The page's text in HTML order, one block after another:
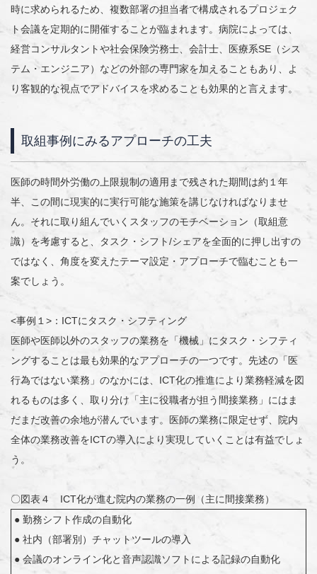
時に求められるため、複数部署の担当者で構成されるプロジェク
ト会議を定期的に開催することが臨まれます。病院によっては、
経営コンサルタントや社会保険労務士、会計士、医療系SE（シス
テム・エンジニア）などの外部の専門家を加えることもあり、よ
り客観的な視点でアドバイスを求めることも効果的と言えます。
取組事例にみるアプローチの工夫
医師の時間外労働の上限規制の適用まで残された期間は約１年
半、この間に現実的に実行可能な施策を講じなければなりませ
ん。それに取り組んでいくスタッフのモチベーション（取組意
識）を考慮すると、タスク・シフト/シェアを全面的に押し出すの
ではなく、角度を変えたテーマ設定・アプローチで臨むことも一
案でしょう。
<事例１>：ICTにタスク・シフティング
医師や医師以外のスタッフの業務を「機械」にタスク・シフティ
ングすることは最も効果的なアプローチの一つです。先述の「医
行為ではない業務」のなかには、ICT化の推進により業務軽減を図
れるものは多く、取り分け「主に役職者が担う間接業務」にはま
だまだ改善の余地が潜んでいます。医師の業務に限定せず、院内
全体の業務改善をICTの導入により実現していくことは有益でしょ
う。
〇図表４ ICT化が進む院内の業務の一例（主に間接業務）
● 勤務シフト作成の自動化
● 社内（部署別）チャットツールの導入
● 会議のオンライン化と音声認識ソフトによる記録の自動化